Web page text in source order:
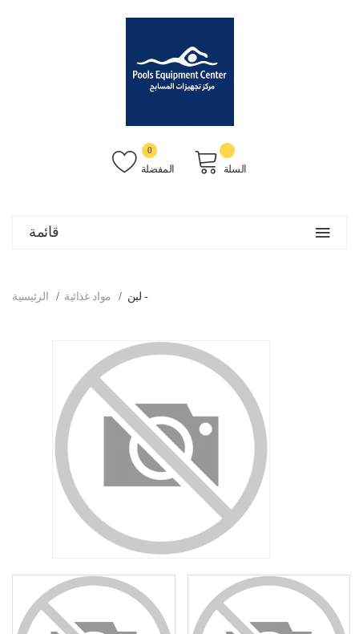
المفضلة
0
السلة
قائمة
الرئيسية مواد غذائية لبن -